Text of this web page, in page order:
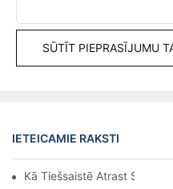
SŪTĪT PIEPRASĪJUMU
IETEICAMIE RAKSTI
Kā Tiešsaistē Atrast